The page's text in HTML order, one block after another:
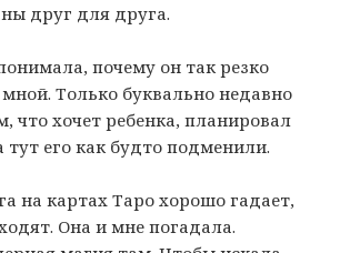
друг для друга.
почему он так резко
Только буквально недавно
что хочет ребенка, планировал
его как будто подменили.
на картах Таро хорошо гадает,
Она и мне погадала.